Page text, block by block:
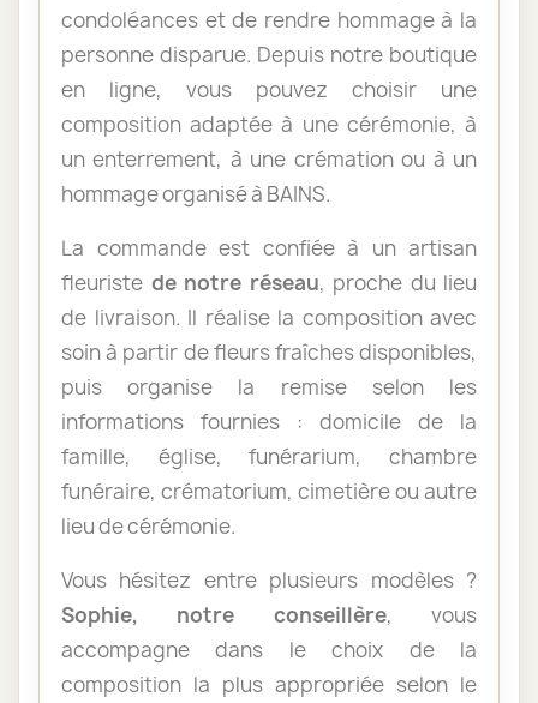
condoléances et de rendre hommage à la
personne disparue. Depuis notre boutique
en ligne, vous pouvez choisir une
composition adaptée à une cérémonie, à
un enterrement, à une crémation ou à un
hommage organisé à BAINS.
La commande est confiée à un artisan
fleuriste de notre réseau, proche du lieu
de livraison. Il réalise la composition avec
soin à partir de fleurs fraîches disponibles,
puis organise la remise selon les
informations fournies : domicile de la
famille, église, funérarium, chambre
funéraire, crématorium, cimetière ou autre
lieu de cérémonie.
Vous hésitez entre plusieurs modèles ?
Sophie, notre conseillère, vous
accompagne dans le choix de la
composition la plus appropriée selon le